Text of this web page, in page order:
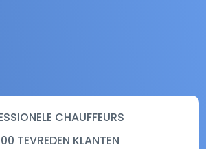
CHAUFFEURS
TEVREDEN KLANTEN